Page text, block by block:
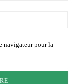
navigateur pour la